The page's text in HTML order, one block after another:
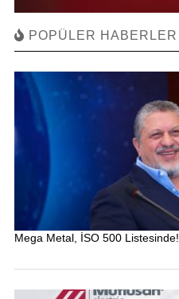
POPÜLER HABERLER
Mega Metal, İSO 500 Listesinde!